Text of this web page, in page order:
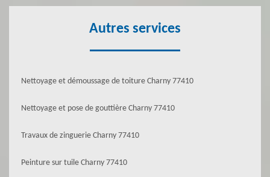
Autres services
Nettoyage et démoussage de toiture Charny 77410
Nettoyage et pose de gouttière Charny 77410
Travaux de zinguerie Charny 77410
Peinture sur tuile Charny 77410